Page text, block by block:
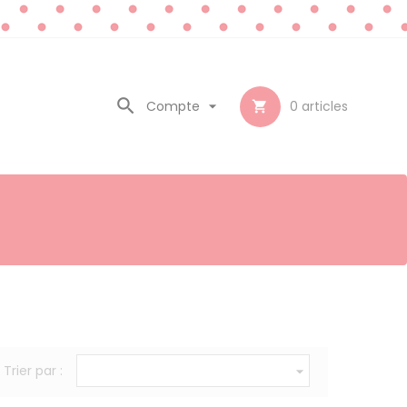
 0 articles
Compte 

Trier par : 